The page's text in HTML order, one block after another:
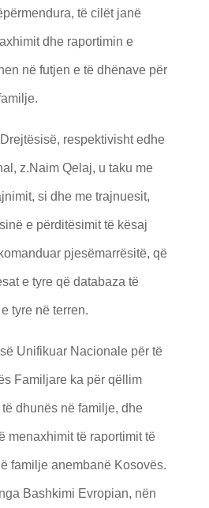
të cilët janë
dhe raportimin e
në futjen e të dhënave për
respektivisht edhe
z.Naim Qelaj, u taku me
si dhe me trajnuesit,
e përditësimit të kësaj
pjesëmarrësitë, që
e tyre që databaza të
tyre në terren.
Unifikuar Nacionale për të
Familjare ka për qëllim
dhunës në familje, dhe
menaxhimit të raportimit të
familje anembanë Kosovës.
Bashkimi Evropian, nën